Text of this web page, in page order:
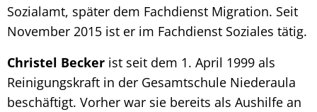
Sozialamt, später dem Fachdienst Migration. Seit
November 2015 ist er im Fachdienst Soziales tätig.
Christel Becker ist seit dem 1. April 1999 als
Reinigungskraft in der Gesamtschule Niederaula
beschäftigt. Vorher war sie bereits als Aushilfe an